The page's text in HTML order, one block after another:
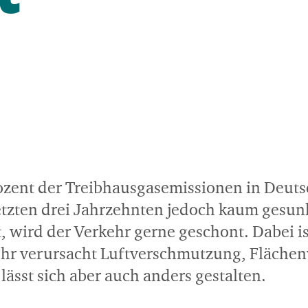
der Treibhausgasemissionen in
drei Jahrzehnten jedoch kaum
der Verkehr gerne geschont. Dabei
verursacht Luftverschmutzung,
sich aber auch anders gestalten.